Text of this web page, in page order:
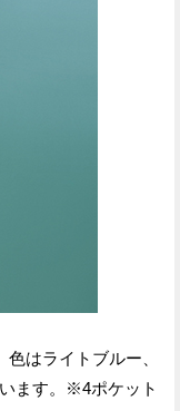
はライトブルー、
ます。※4ポケット